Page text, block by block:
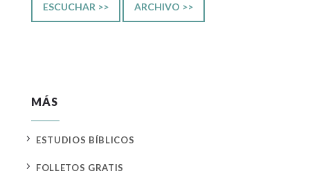
ESCUCHAR >> ARCHIVO >>
MÁS
5 ESTUDIOS BÍBLICOS
5 FOLLETOS GRATIS